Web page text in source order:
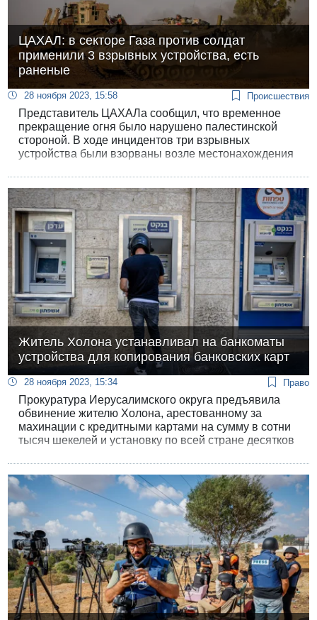
ЦАХАЛ: в секторе Газа против солдат
применили 3 взрывных устройства, есть
раненые
28 ноября 2023, 15:58 Происшествия
Представитель ЦАХАЛа сообщил, что временное
прекращение огня было нарушено палестинской
стороной. В ходе инцидентов три взрывных
устройства были взорваны возле местонахождения
Житель Холона устанавливал на банкоматы
устройства для копирования банковских карт
28 ноября 2023, 15:34 Право
Прокуратура Иерусалимского округа предъявила
обвинение жителю Холона, арестованному за
махинации с кредитными картами на сумму в сотни
тысяч шекелей и установку по всей стране десятков
копирования информации с кредитных карт.